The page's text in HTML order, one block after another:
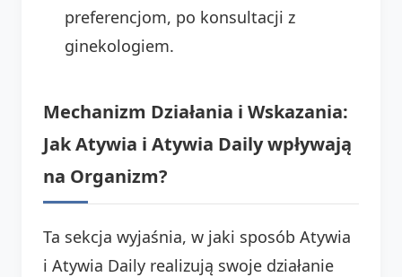
preferencjom, po konsultacji z
ginekologiem.
Mechanizm Działania i Wskazania:
Jak Atywia i Atywia Daily wpływają
na Organizm?
Ta sekcja wyjaśnia, w jaki sposób Atywia
i Atywia Daily realizują swoje działanie